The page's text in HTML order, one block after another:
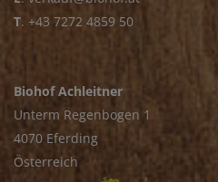
T. +43 7272 4859 50
Biohof Achleitner
Unterm Regenbogen 1
4070 Eferding
Österreich